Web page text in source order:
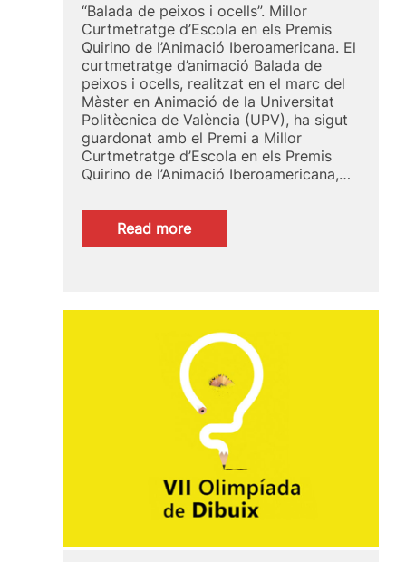
“Balada de peixos i ocells”. Millor
Curtmetratge d’Escola en els Premis
Quirino de l’Animació Iberoamericana. El
curtmetratge d’animació Balada de
peixos i ocells, realitzat en el marc del
Màster en Animació de la Universitat
Politècnica de València (UPV), ha sigut
guardonat amb el Premi a Millor
Curtmetratge d’Escola en els Premis
Quirino de l’Animació Iberoamericana,…
Read more:
Premis
ocells